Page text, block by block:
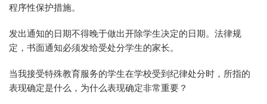
程序性保护措施。
发出通知的日期不得晚于做出开除学生决定的日期。法律规
定，书面通知必须发给受处分学生的家长。
当我接受特殊教育服务的学生在学校受到纪律处分时，所指的
表现确定是什么，为什么表现确定非常重要？